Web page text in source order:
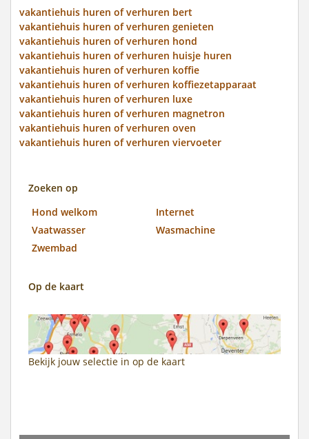
vakantiehuis huren of verhuren bert
vakantiehuis huren of verhuren genieten
vakantiehuis huren of verhuren hond
vakantiehuis huren of verhuren huisje huren
vakantiehuis huren of verhuren koffie
vakantiehuis huren of verhuren koffiezetapparaat
vakantiehuis huren of verhuren luxe
vakantiehuis huren of verhuren magnetron
vakantiehuis huren of verhuren oven
vakantiehuis huren of verhuren viervoeter
Zoeken op
Hond welkom
Internet
Vaatwasser
Wasmachine
Zwembad
Op de kaart
Bekijk jouw selectie in op de kaart